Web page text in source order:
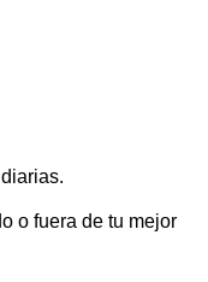
o fuera de tu mejor